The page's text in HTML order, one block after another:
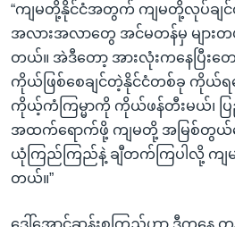
“ကျမတို့နိုင်ငံအတွက် ကျမတို့လုပ်ချ
အလားအလာတွေ အင်မတန်မှ များတ
တယ်။ အဲဒီတော့ အားလုံးကနေပြီးတ
ကိုယ်ဖြစ်စေချင်တဲ့နိုင်ငံတစ်ခု ကိုယ်ရ
ကိုယ့်ကံကြမ္မာကို ကိုယ်ဖန်တီးမယ်၊ ပ
အထက်ရောက်ဖို့ ကျမတို့ အမြစ်တွ
ယုံကြည်ကြည်နဲ့ ချီတက်ကြပါလို့ ကျမ မ
တယ်။”
ဒေါ်အောင်ဆန်းစုကြည်ဟာ ဒီကနေ့ တန